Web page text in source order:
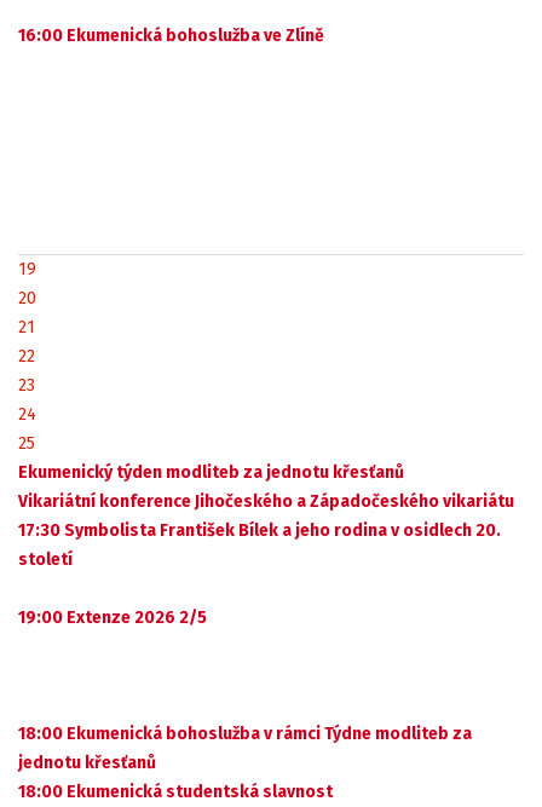
16:00 Ekumenická bohoslužba ve Zlíně
19
20
21
22
23
24
25
Ekumenický týden modliteb za jednotu křesťanů
Vikariátní konference Jihočeského a Západočeského vikariátu
17:30 Symbolista František Bílek a jeho rodina v osidlech 20.
století
19:00 Extenze 2026 2/5
18:00 Ekumenická bohoslužba v rámci Týdne modliteb za
jednotu křesťanů
18:00 Ekumenická studentská slavnost